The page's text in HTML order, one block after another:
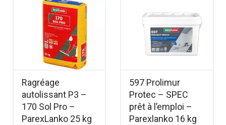
Ragréage
autolissant P3 –
170 Sol Pro –
ParexLanko 25 kg
597 Prolimur
Protec – SPEC
prêt à l’emploi –
Parexlanko 16 kg